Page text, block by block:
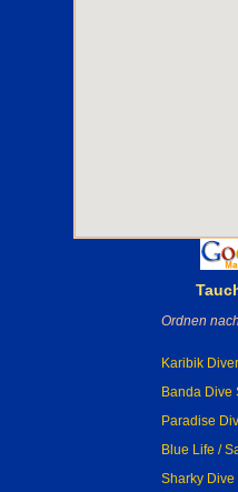
Ordnen
Karibik
Banda Dive
Paradise
Blue Life /
Sharky Dive